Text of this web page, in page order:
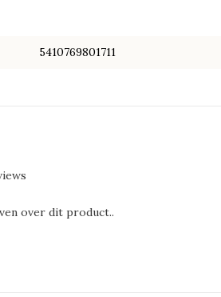
5410769801711
over dit product..